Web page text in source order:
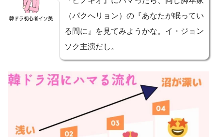
韓ドラ初心者イソ美
（パクへリョン）の『あなたが眠ってい
る間に』を見てみようかな。イ・ジョン
ソク主演だし。